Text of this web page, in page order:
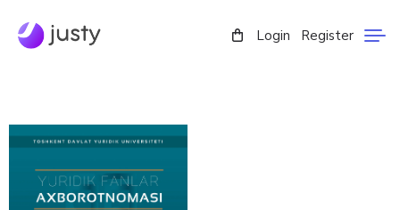
Login Register